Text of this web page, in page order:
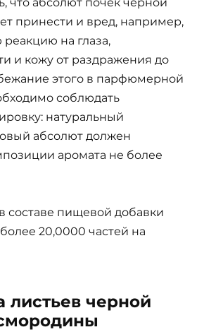
принести и вред, например,
реакцию на глаза,
и кожу от раздражения до
этого в парфюмерной
соблюдать
натуральный
абсолют должен
аромата не более
составе пищевой добавки
20,0000 частей на
листьев черной